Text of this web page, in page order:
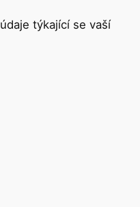
týkající se vaší